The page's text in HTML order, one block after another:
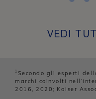
VEDI
1 Secondo gli esperti
marchi coinvolti
2016, 2020; Kaiser